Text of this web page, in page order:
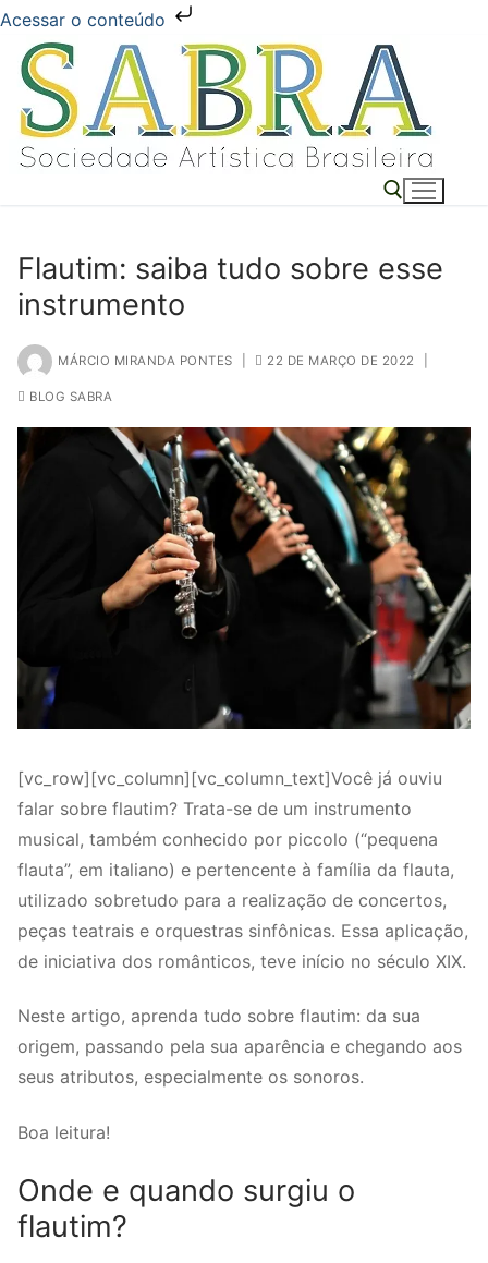
Acessar o conteúdo
Pular
para
conteúdo
Pesquisar por:
Flautim: saiba tudo sobre esse
instrumento
MÁRCIO MIRANDA PONTES 22 DE MARÇO DE 2022
BLOG SABRA
[vc_row][vc_column][vc_column_text]Você já ouviu
falar sobre flautim? Trata-se de um instrumento
musical, também conhecido por piccolo (“pequena
flauta”, em italiano) e pertencente à família da flauta,
utilizado sobretudo para a realização de concertos,
peças teatrais e orquestras sinfônicas. Essa aplicação,
de iniciativa dos românticos, teve início no século XIX.
Neste artigo, aprenda tudo sobre flautim: da sua
origem, passando pela sua aparência e chegando aos
seus atributos, especialmente os sonoros.
Boa leitura!
Onde e quando surgiu o
flautim?